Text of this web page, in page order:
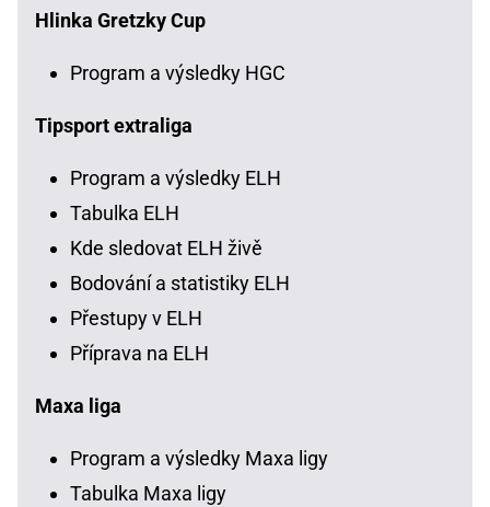
Hlinka Gretzky Cup
Program a výsledky HGC
Tipsport extraliga
Program a výsledky ELH
Tabulka ELH
Kde sledovat ELH živě
Bodování a statistiky ELH
Přestupy v ELH
Příprava na ELH
Maxa liga
Program a výsledky Maxa ligy
Tabulka Maxa ligy